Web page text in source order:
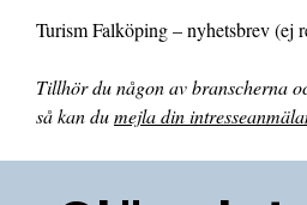
Turism Falköping – nyhetsbrev (ej
Tillhör du någon av branscherna
så kan dumejla din